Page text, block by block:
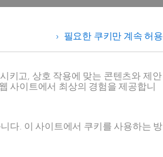
필요한 쿠키만 계속 허용
키고, 상호 작용에 맞는 콘텐츠와 제안
사이트에서 최상의 경험을 제공합니
다. 이 사이트에서 쿠키를 사용하는 방